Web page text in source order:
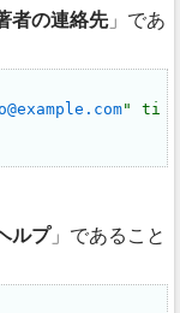
者の連絡先
であ
" ti
ルプ
であること